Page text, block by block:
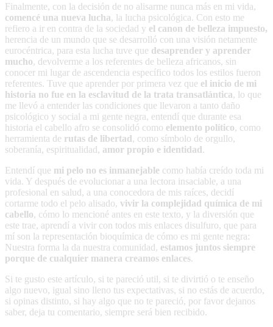
Finalmente, con la decisión de no alisarme nunca más en mi vida,
comencé una nueva lucha, la lucha psicológica. Con esto me
refiero a ir en contra de la sociedad y el canon de belleza impuesto,
herencia de un mundo que se desarrolló con una visión netamente
eurocéntrica, para esta lucha tuve que desaprender y aprender
mucho, devolverme a los referentes de belleza africanos, sin
conocer mi lugar de ascendencia específico todos los estilos fueron
referentes. Tuve que aprender por primera vez que el inicio de mi
historia no fue en la esclavitud de la trata transatlántica, lo que
me llevó a entender las condiciones que llevaron a tanto daño
psicológico y social a mi gente negra, entendí que durante esa
historia el cabello afro se consolidó como elemento político, como
herramienta de rutas de libertad, como símbolo de orgullo,
soberanía, espiritualidad, amor propio e identidad.
Entendí que mi pelo no es inmanejable como había creído toda mi
vida. Y después de evolucionar a una lectora insaciable, a una
profesional en salud, a una conocedora de mis raíces, decidí
cortarme todo el pelo alisado, vivir la complejidad química de mi
cabello, cómo lo mencioné antes en este texto, y la diversión que
este trae, aprendí a vivir con todos mis enlaces disulfuro, que para
mí son la representación bioquímica de cómo es mi gente negra:
Nuestra forma la da nuestra comunidad, estamos juntos siempre
porque de cualquier manera creamos enlaces.
Si te gusto este artículo, si te pareció util, si te divirtió o te enseño
algo nuevo, igual sino lleno tus expectativas, si no estás de acuerdo,
si opinas distinto, si hay algo que no te pareció, por favor dejanos
saber, deja tu comentario, siempre será bien recibido.